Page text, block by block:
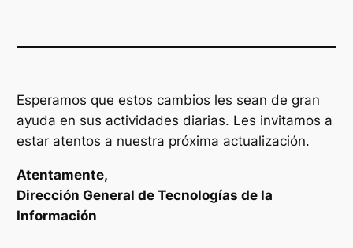
Esperamos que estos cambios les sean de gran
ayuda en sus actividades diarias. Les invitamos a
estar atentos a nuestra próxima actualización.
Atentamente,
Dirección General de Tecnologías de la
Información